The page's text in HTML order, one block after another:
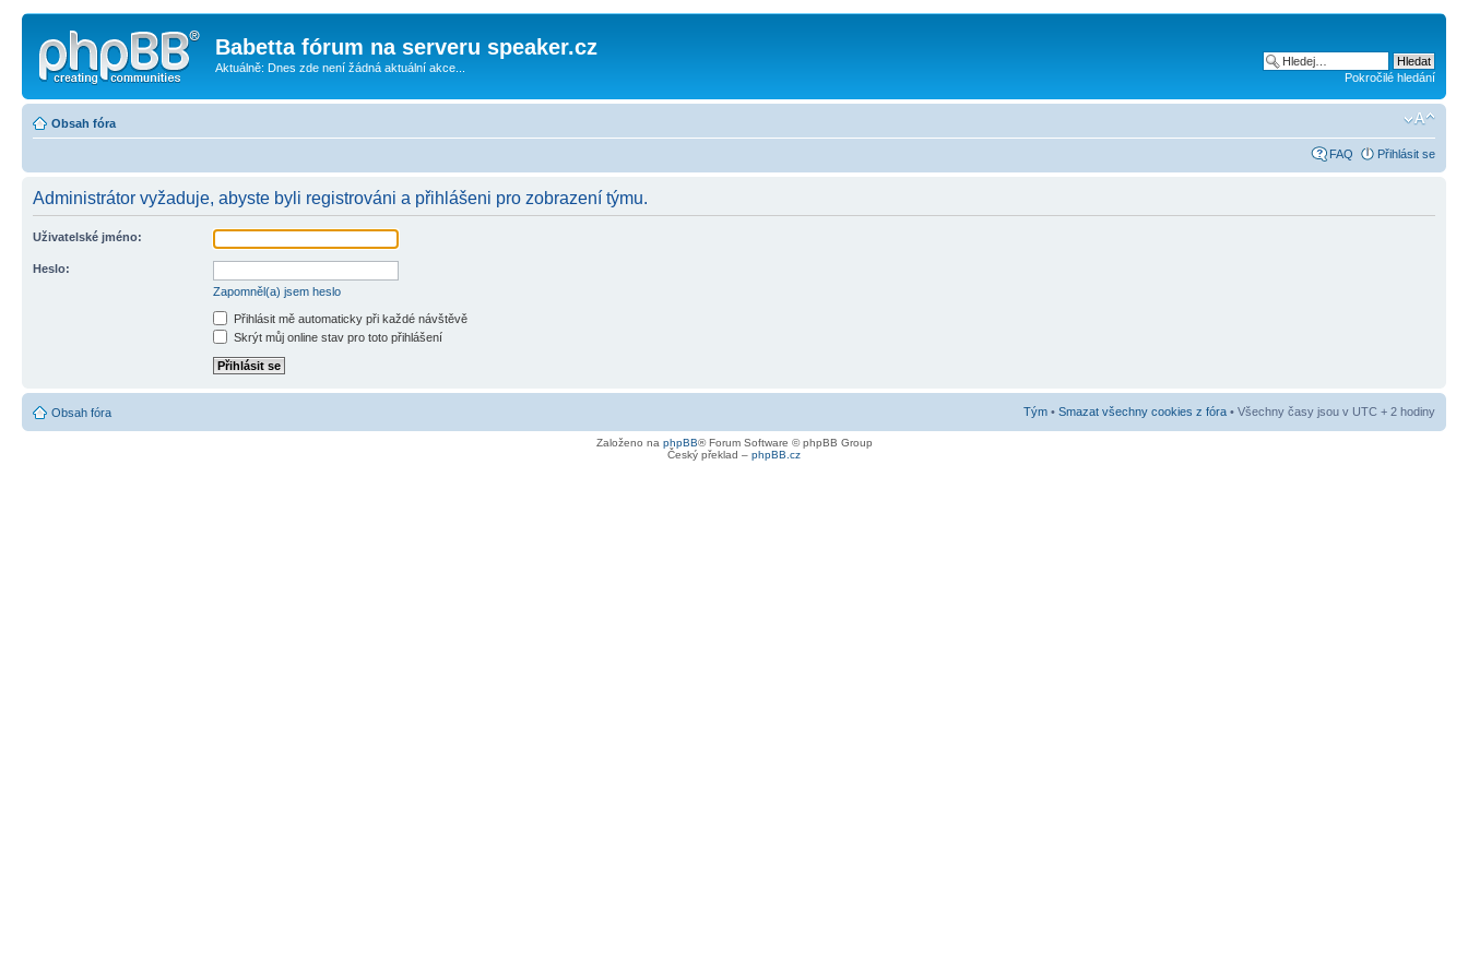
Babetta fórum na serveru speaker.cz
Aktuálně: Dnes zde není žádná aktuální akce...
Pokročilé hledání
Obsah fóra
FAQ Přihlásit se
Administrátor vyžaduje, abyste byli registrováni a přihlášeni pro zobrazení týmu.
Uživatelské jméno:
Heslo:
Zapomněl(a) jsem heslo
Přihlásit mě automaticky při každé návštěvě
Skrýt můj online stav pro toto přihlášení
Obsah fóra Tým • Smazat všechny cookies z fóra • Všechny časy jsou v UTC + 2 hodiny
Založeno na phpBB® Forum Software © phpBB Group
Český překlad – phpBB.cz